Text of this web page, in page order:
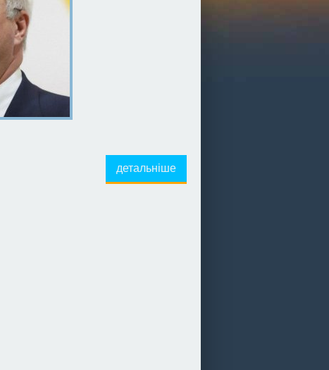
детальніше